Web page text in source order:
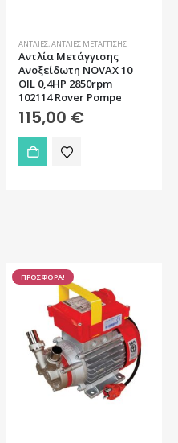
ΑΝΤΛΊΕΣ,ΑΝΤΛΊΕΣ ΜΕΤΆΓΓΙΣΗΣ
Αντλία Μετάγγισης
Ανοξείδωτη NOVAX 10
OIL 0,4HP 2850rpm
102114 Rover Pompe
115,00 €
ΠΡΟΣΦΟΡΑ!